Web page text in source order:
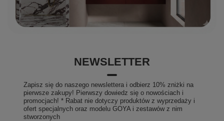
NEWSLETTER
Zapisz się do naszego newslettera i odbierz 10% zniżki na
pierwsze zakupy! Pierwszy dowiedz się o nowościach i
promocjach! * Rabat nie dotyczy produktów z wyprzedaży i
ofert specjalnych oraz modelu GOYA i zestawów z nim
stworzonych